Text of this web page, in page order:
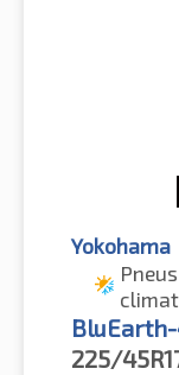
Yokohama
BluEarth-
225/